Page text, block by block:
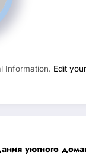
Information. Edit
уютного